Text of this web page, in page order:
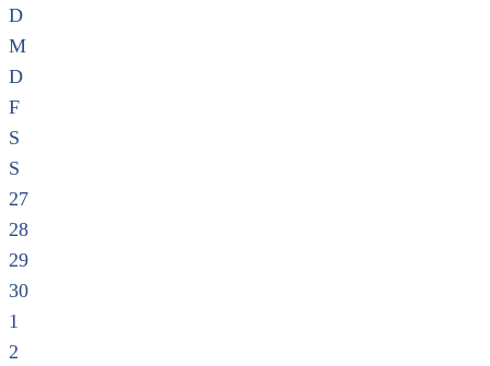
D
M
D
F
S
S
27
28
29
30
1
2